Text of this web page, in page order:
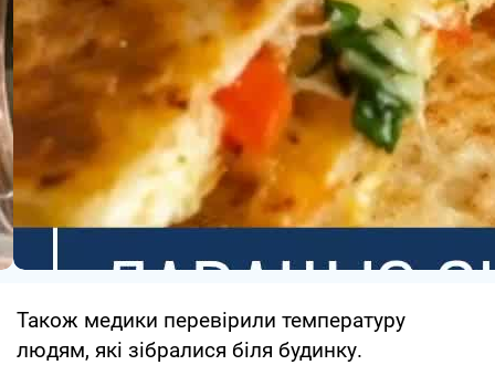
Також медики перевірили температуру
людям, які зібралися біля будинку.